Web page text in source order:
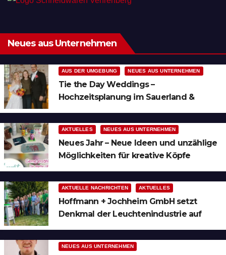
Neues aus Unternehmen
AUS DER UMGEBUNG NEUES AUS UNTERNEHMEN
Tie the Day Weddings –
Hochzeitsplanung im Sauerland &
AKTUELLES NEUES AUS UNTERNEHMEN
Neues Jahr – Neue Ideen und unzählige
Möglichkeiten für kreative Köpfe
AKTUELLE NACHRICHTEN AKTUELLES
Hoffmann + Jochheim GmbH setzt
Denkmal der Leuchtenindustrie auf
NEUES AUS UNTERNEHMEN